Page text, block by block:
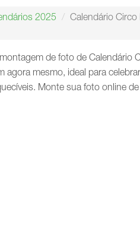
2025 Calendário
de foto de Calendário
agora mesmo, ideal para
Monte sua foto online